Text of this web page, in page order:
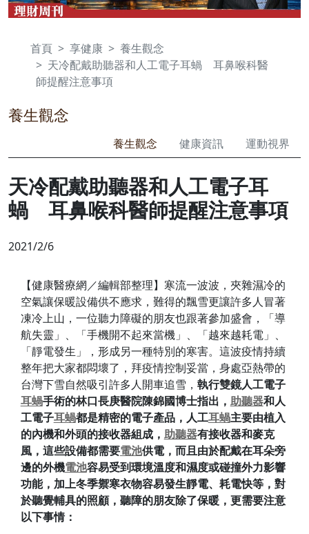
首頁 享健康
養生觀念
天冷配戴助聽器和人工電子耳蝸 耳鼻喉科醫
師提醒注意事項
養生觀念
養生觀念 健康資訊 運動視界
天冷配戴助聽器和人工電子耳
蝸 耳鼻喉科醫師提醒注意事項
2021/2/6
【健康醫療網／編輯部整理】寒流一波波，夾雜濕冷的
空氣讓保暖設備供不應求，難得的飄雪更讓許多人冒著
凍冷上山，一位聽力障礙的朋友也跟著參加盛會，「導
航失靈」、「手機開不起來當機」、「越來越耗電」、
「靜電發生」，形成另一種特別的寒害。這波疫情持續
整年把大家都悶壞了，拜疫情控制妥當，身處亞熱帶的
台灣下雪自然吸引許多人開車追雪， 執行雙鏡人工電子
耳蝸手術的林口長庚醫院陳錦國博士指出， 助聽器和人
工電子耳蝸都是精密的電子產品，人工耳蝸主要由植入
的內機和外頭的接收器組成， 助聽器有接收器和麥克
風，這些設備都需要電池供電，而且由於配戴在耳朵旁
邊的外機電池容易受到環境溫度和濕度或碰撞外力影響
功能，加上冬季禦寒衣物容易發生靜電、耗電快等，對
於聽覺輔具的照顧，聽障的朋友除了保暖，更需要注意
以下事情：